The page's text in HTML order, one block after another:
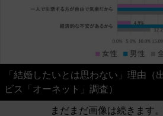
「結婚したいとは思わない」理由（
ビス「オーネット」調査）
まだまだ画像は続きます